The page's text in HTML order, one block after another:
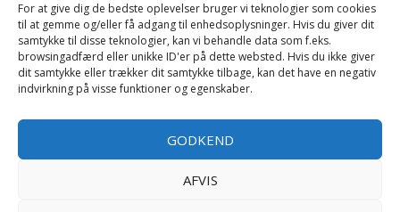
For at give dig de bedste oplevelser bruger vi teknologier som cookies
til at gemme og/eller få adgang til enhedsoplysninger. Hvis du giver dit
samtykke til disse teknologier, kan vi behandle data som f.eks.
browsingadfærd eller unikke ID'er på dette websted. Hvis du ikke giver
dit samtykke eller trækker dit samtykke tilbage, kan det have en negativ
indvirkning på visse funktioner og egenskaber.
GODKEND
AFVIS
Pressemaskiner
Save
Søjlebore- & bænkboremaskiner